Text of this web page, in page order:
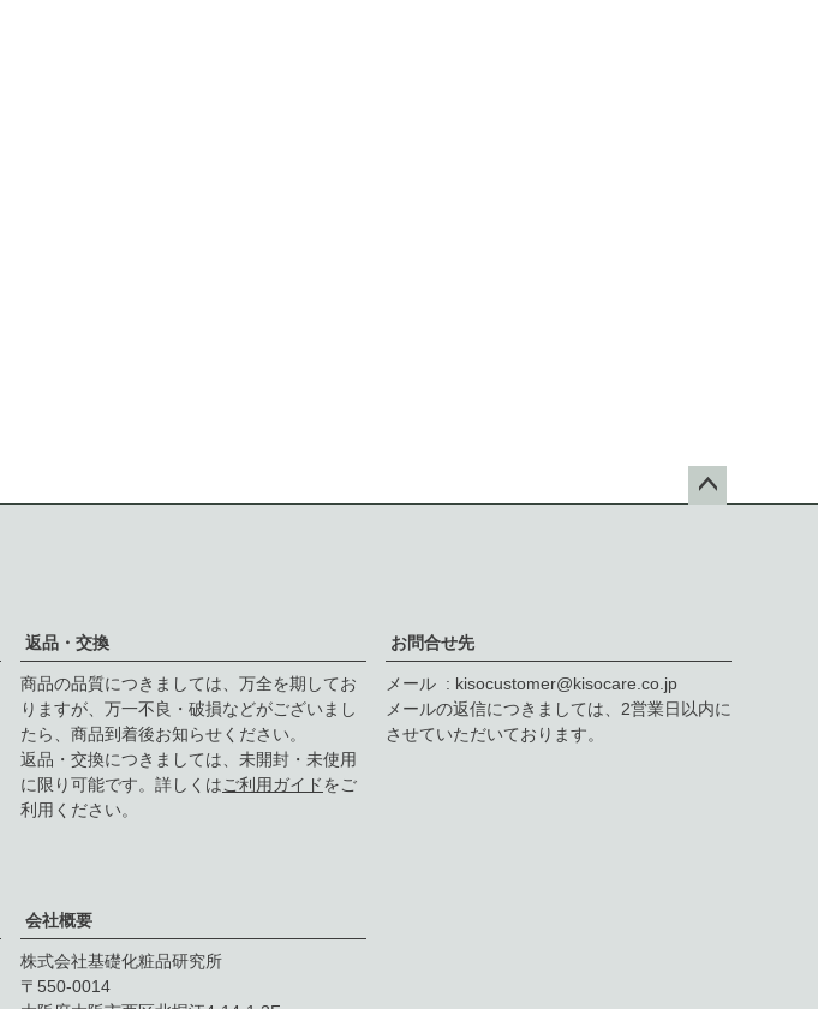
返品・交換
商品の品質につきましては、万全を期してお
りますが、万一不良・破損などがございまし
たら、商品到着後お知らせください。
返品・交換につきましては、未開封・未使用
に限り可能です。詳しくはご利用ガイドをご
利用ください。
お問合せ先
メール
kisocustomer@kisocare.co.jp
メールの返信につきましては、2営業日以内に
させていただいております。
会社概要
株式会社基礎化粧品研究所
550-0014